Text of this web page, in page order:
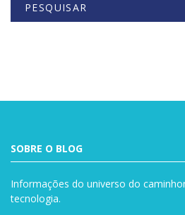
PESQUISAR
SOBRE O BLOG
Informações do universo do
tecnologia.